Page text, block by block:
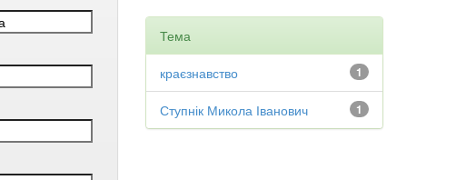
Тема
1
краєзнавство
1
Ступнік Микола Іванович